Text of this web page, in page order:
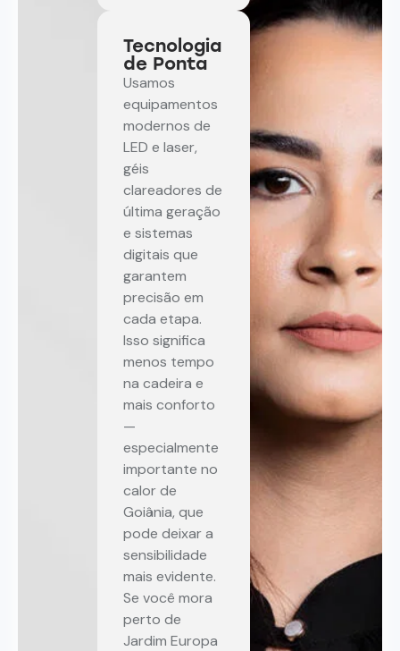
Tecnologia
de Ponta
Usamos
equipamentos
modernos de
LED e laser,
géis
clareadores de
última geração
e sistemas
digitais que
garantem
precisão em
cada etapa.
Isso significa
menos tempo
na cadeira e
mais conforto
—
especialmente
importante no
calor de
Goiânia, que
pode deixar a
sensibilidade
mais evidente.
Se você mora
perto de
Jardim Europa